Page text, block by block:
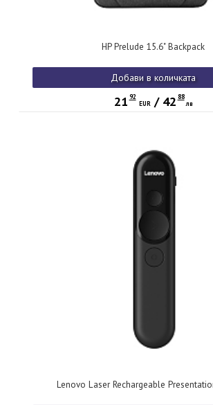
HP Prelude 15.6" Backpack
Добави в количката
21 92
EUR/ 42 88
лв
Lenovo Laser Rechargeable